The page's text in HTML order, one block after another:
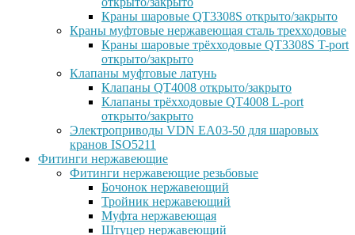
Краны шаровые QT3308S открыто/закрыто
Краны муфтовые нержавеющая сталь трехходовые
Краны шаровые трёхходовые QT3308S T-port
открыто/закрыто
Клапаны муфтовые латунь
Клапаны QT4008 открыто/закрыто
Клапаны трёхходовые QT4008 L-port
открыто/закрыто
Электроприводы VDN EA03-50 для шаровых
кранов ISO5211
Фитинги нержавеющие
Фитинги нержавеющие резьбовые
Бочонок нержавеющий
Тройник нержавеющий
Муфта нержавеющая
Штуцер нержавеющий